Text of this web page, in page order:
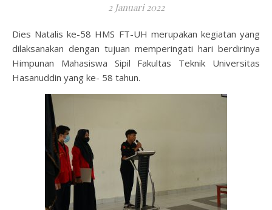
2 Januari 2022
Dies Natalis ke-58 HMS FT-UH merupakan kegiatan yang
dilaksanakan dengan tujuan memperingati hari berdirinya
Himpunan Mahasiswa Sipil Fakultas Teknik Universitas
Hasanuddin yang ke- 58 tahun.